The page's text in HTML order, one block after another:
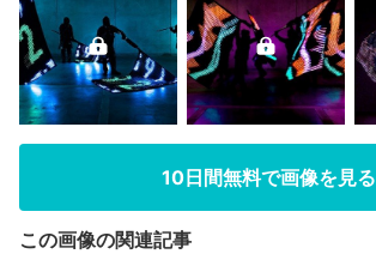
10日間無料で画像を見る
この画像の関連記事